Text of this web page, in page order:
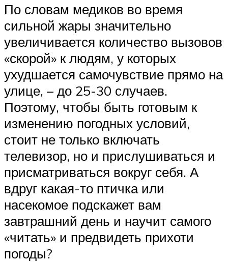
По словам медиков во время
сильной жары значительно
увеличивается количество вызовов
«скорой» к людям, у которых
ухудшается самочувствие прямо на
улице, – до 25-30 случаев.
Поэтому, чтобы быть готовым к
изменению погодных условий,
стоит не только включать
телевизор, но и прислушиваться и
присматриваться вокруг себя. А
вдруг какая-то птичка или
насекомое подскажет вам
завтрашний день и научит самого
«читать» и предвидеть прихоти
погоды?